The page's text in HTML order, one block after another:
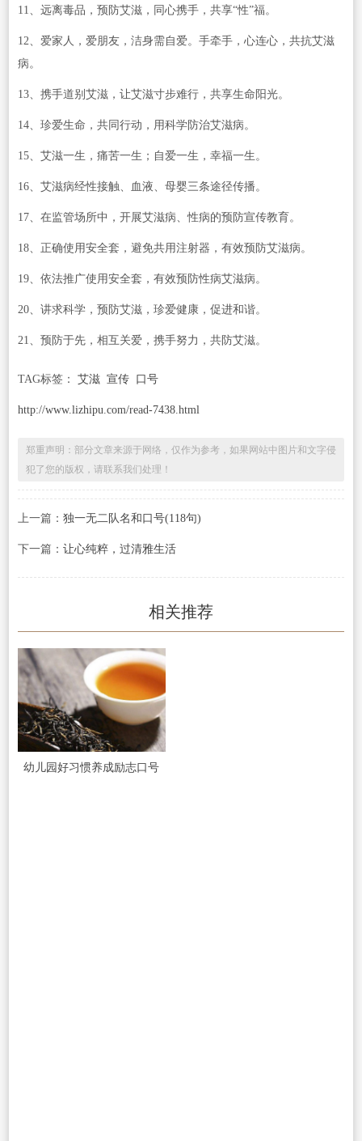
11、远离毒品，预防艾滋，同心携手，共享“性”福。
12、爱家人，爱朋友，洁身需自爱。手牵手，心连心，共抗艾滋
病。
13、携手道别艾滋，让艾滋寸步难行，共享生命阳光。
14、珍爱生命，共同行动，用科学防治艾滋病。
15、艾滋一生，痛苦一生；自爱一生，幸福一生。
16、艾滋病经性接触、血液、母婴三条途径传播。
17、在监管场所中，开展艾滋病、性病的预防宣传教育。
18、正确使用安全套，避免共用注射器，有效预防艾滋病。
19、依法推广使用安全套，有效预防性病艾滋病。
20、讲求科学，预防艾滋，珍爱健康，促进和谐。
21、预防于先，相互关爱，携手努力，共防艾滋。
TAG标签： 艾滋 宣传 口号
http://www.lizhipu.com/read-7438.html
郑重声明：部分文章来源于网络，仅作为参考，如果网站中图片和文字侵
犯了您的版权，请联系我们处理！
上一篇： 独一无二队名和口号(118句)
下一篇： 让心纯粹，过清雅生活
相关推荐
幼儿园好习惯养成励志口号